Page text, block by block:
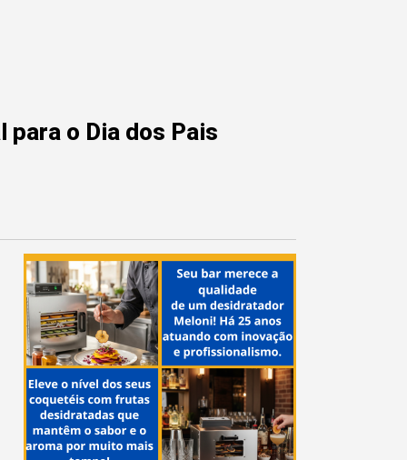
o Dia dos Pais